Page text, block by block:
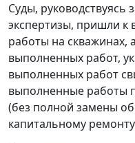
Суды, руководствуясь
экспертизы, пришли к
работы на скважинах,
выполненных работ,
выполненных работ
выполненные работы
(без полной замены
капитальному